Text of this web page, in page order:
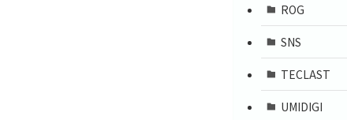
ROG
SNS
TECLAST
UMIDIGI